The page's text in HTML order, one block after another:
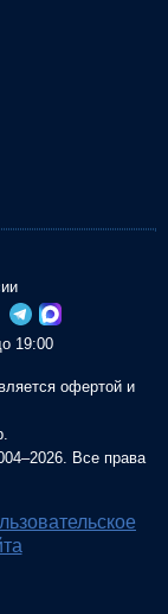
19:00
офертой и
Все права